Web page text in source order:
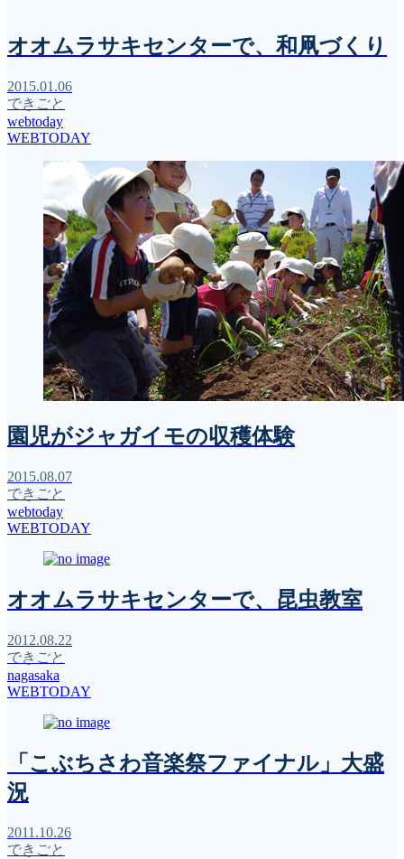
オオムラサキセンターで、和凧づくり
2015.01.06
できごと
webtoday
WEBTODAY
園児がジャガイモの収穫体験
2015.08.07
できごと
webtoday
WEBTODAY
オオムラサキセンターで、昆虫教室
2012.08.22
できごと
nagasaka
WEBTODAY
「こぶちさわ音楽祭ファイナル」大盛
況
2011.10.26
できごと